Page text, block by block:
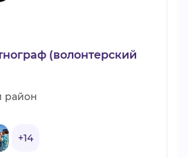
(волонтерский
район
+14